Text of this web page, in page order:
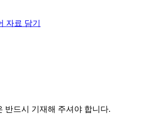
자료 담기
반드시 기재해 주셔야 합니다.